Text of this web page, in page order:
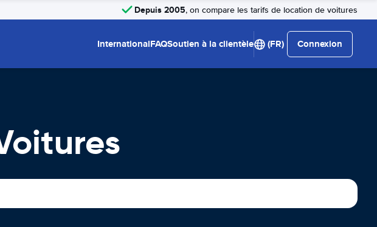
Depuis 2005, on compare les tarifs de location de voitures
InternationalFAQSoutien à la clientèle (FR) Connexion